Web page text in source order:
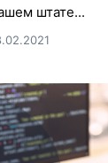
штате...